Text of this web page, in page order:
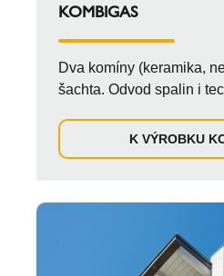
KOMBIGAS
Dva komíny (keramika,
šachta. Odvod spalin i
K VÝROBKU